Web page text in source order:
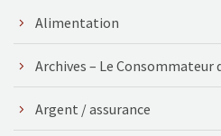
Alimentation
Archives – Le Consommateur
Argent / assurance